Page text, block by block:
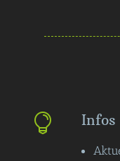
 Infos